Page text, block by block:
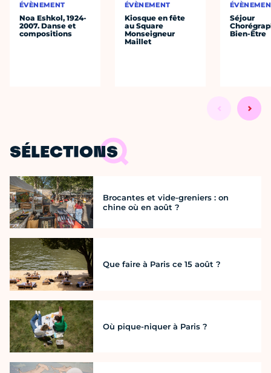
ÉVÈNEMENT
Noa Eshkol, 1924-
2007. Danse et
compositions
ÉVÈNEMENT
Kiosque en fête
au Square
Monseigneur
Maillet
Séjour
Bien-Être
SÉLECTIONS
Brocantes et vide-greniers : on
chine où en août ?
Que faire à Paris ce 15 août ?
Où pique-niquer à Paris ?